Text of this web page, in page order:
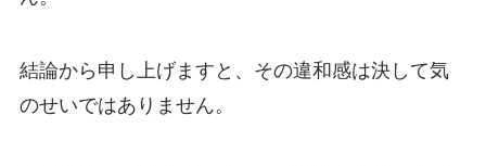
結論から申し上げますと、その違和感は決して気
のせいではありません。